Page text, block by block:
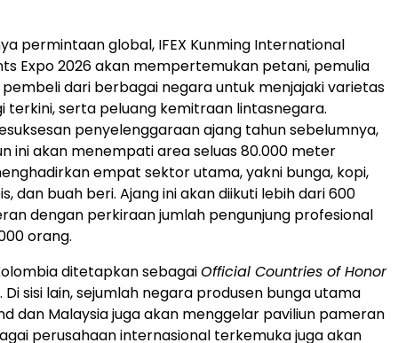
permintaan global, IFEX Kunming International
Expo 2026 akan mempertemukan petani, pemulia
dari berbagai negara untuk menjajaki varietas
terkini, serta peluang kemitraan lintasnegara.
penyelenggaraan ajang tahun sebelumnya,
ini akan menempati area seluas 80.000 meter
empat sektor utama, yakni bunga, kopi,
dan buah beri. Ajang ini akan diikuti lebih dari 600
dengan perkiraan jumlah pengunjung profesional
orang.
ditetapkan sebagaiOfficial Countries of Honor
Di sisi lain, sejumlah negara produsen bunga utama
dan Malaysia juga akan menggelar paviliun pameran
perusahaan internasional terkemuka juga akan